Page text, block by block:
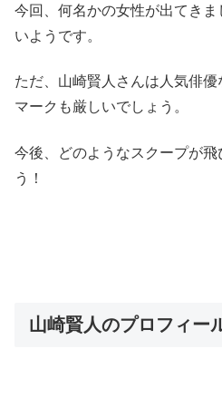
今回、何名かの女性が出てき
いようです。
ただ、山崎賢人さんは人気俳
マークも厳しいでしょう。
今後、どのようなスクープが飛
う！
山崎賢人のプロフィー